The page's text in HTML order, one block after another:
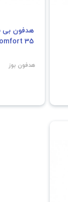
35
هدفون بوز